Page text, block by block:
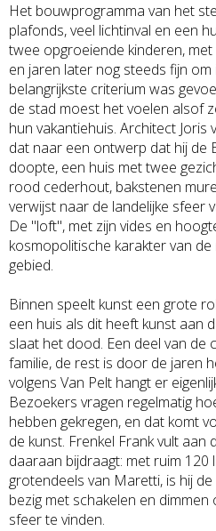
Het bouwprogramma van het
plafonds, veel lichtinval en een
twee opgroeiende kinderen,
en jaren later nog steeds fijn
belangrijkste criterium was
de stad moest het voelen alsof
hun vakantiehuis. Architect Joris
dat naar een ontwerp dat hij de
doopte, een huis met twee
rood cederhout, bakstenen
verwijst naar de landelijke sfeer
De "loft", met zijn vides en
kosmopolitische karakter van
gebied.
Binnen speelt kunst een grote
een huis als dit heeft kunst aan
slaat het dood. Een deel van de
familie, de rest is door de jaren
volgens Van Pelt hangt er
Bezoekers vragen regelmatig
hebben gekregen, en dat komt
de kunst. Frenkel Frank vult aan
daaraan bijdraagt: met ruim 120
grotendeels van Maretti, is hij
bezig met schakelen en
sfeer te vinden.